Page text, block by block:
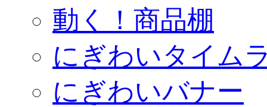
動く！商品棚
にぎわいタイム
にぎわいバナー